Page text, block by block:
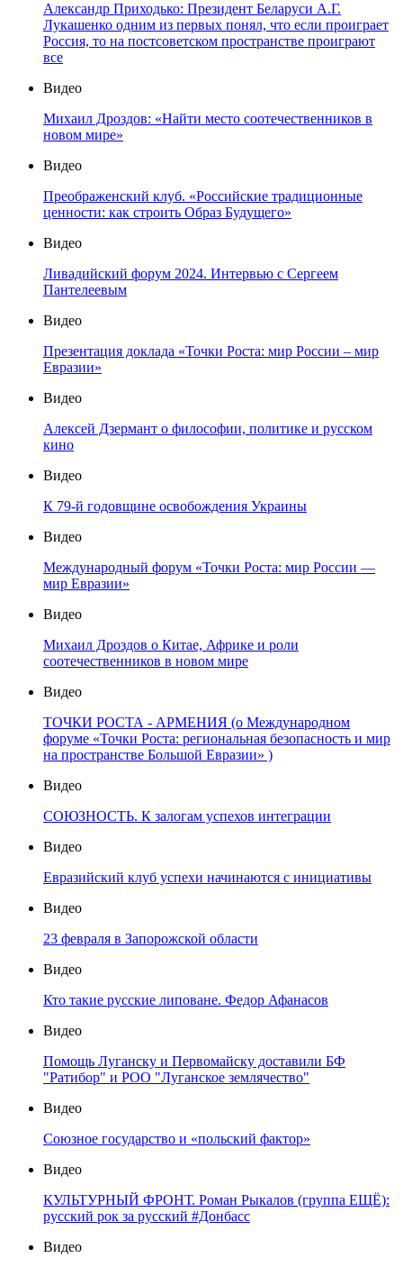
Александр Приходько: Президент Беларуси А.Г.
Лукашенко одним из первых понял, что если проиграет
Россия, то на постсоветском пространстве проиграют
все
Видео
Михаил Дроздов: «Найти место соотечественников в
новом мире»
Видео
Преображенский клуб. «Российские традиционные
ценности: как строить Образ Будущего»
Видео
Ливадийский форум 2024. Интервью с Сергеем
Пантелеевым
Видео
Презентация доклада «Точки Роста: мир России – мир
Евразии»
Видео
Алексей Дзермант о философии, политике и русском
кино
Видео
К 79-й годовщине освобождения Украины
Видео
Международный форум «Точки Роста: мир России —
мир Евразии»
Видео
Михаил Дроздов о Китае, Африке и роли
соотечественников в новом мире
Видео
ТОЧКИ РОСТА - АРМЕНИЯ (о Международном
форуме «Точки Роста: региональная безопасность и мир
на пространстве Большой Евразии» )
Видео
СОЮЗНОСТЬ. К залогам успехов интеграции
Видео
Евразийский клуб успехи начинаются с инициативы
Видео
23 февраля в Запорожской области
Видео
Кто такие русские липоване. Федор Афанасов
Видео
Помощь Луганску и Первомайску доставили БФ
"Ратибор" и РОО "Луганское землячество"
Видео
Союзное государство и «польский фактор»
Видео
КУЛЬТУРНЫЙ ФРОНТ. Роман Рыкалов (группа ЕЩЁ):
русский рок за русский #Донбасс
Видео